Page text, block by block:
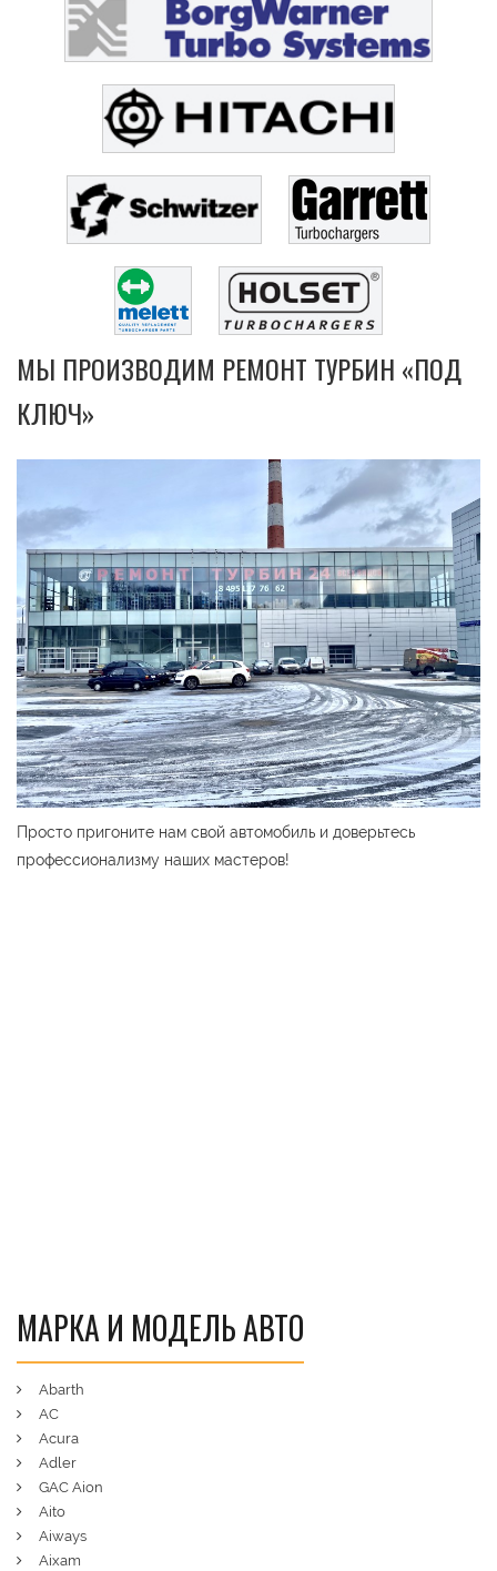
МЫ ПРОИЗВОДИМ РЕМОНТ ТУРБИН «ПОД
КЛЮЧ»
Просто пригоните нам свой автомобиль и доверьтесь
профессионализму наших мастеров!
МАРКА И МОДЕЛЬ АВТО
Abarth
AC
Acura
Adler
GAC Aion
Aito
Aiways
Aixam